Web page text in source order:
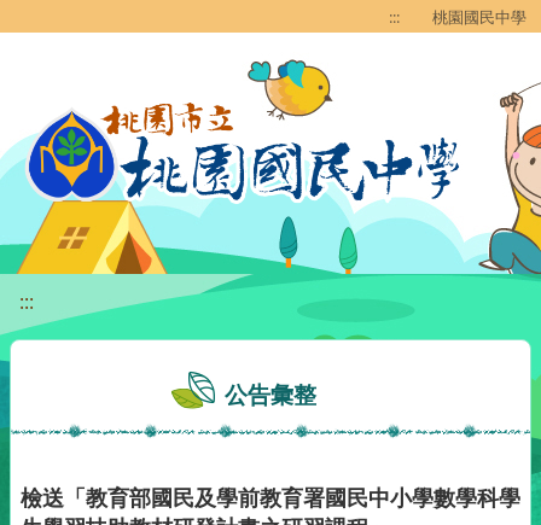
::: 桃園國民中學
:::
公告彙整
檢送「教育部國民及學前教育署國民中小學數學科學